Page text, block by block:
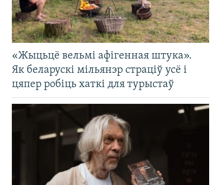
«Жыцьцё вельмі афігенная штука».
Як беларускі мільянэр страціў усё і
цяпер робіць хаткі для турыстаў